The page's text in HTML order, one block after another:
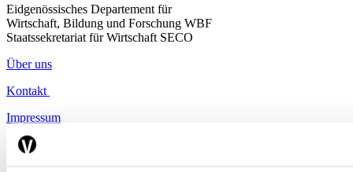
Eidgenössisches Departement für
Wirtschaft, Bildung und Forschung WBF
Staatssekretariat für Wirtschaft SECO
Über uns
Kontakt
Impressum
Datenschutz / Rechtliches